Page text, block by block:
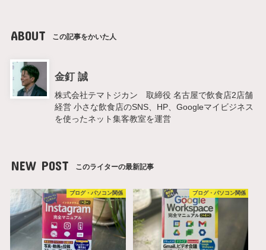
ABOUT この記事をかいた人
金釘 誠
株式会社テマトジカン 取締役 名古屋で飲食店2店舗
経営 小さな飲食店のSNS、HP、Googleマイビジネス
を使ったネット集客教室を運営
NEW POST このライターの最新記事
ブログ・パソコン関係 ブログ・パソコン関係